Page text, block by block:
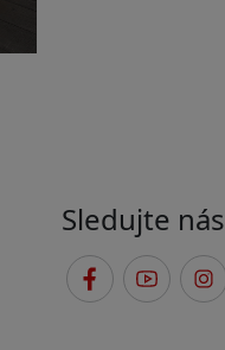
Sledujte nás